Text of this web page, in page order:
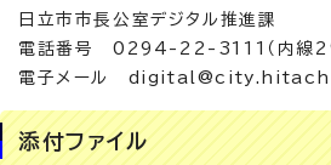
日立市市長公室デジタル推進課
電話番号 0294-22-3111（内線
電子メール
添付ファイル